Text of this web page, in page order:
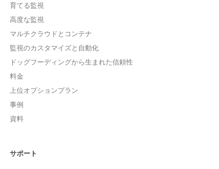
育てる監視
高度な監視
マルチクラウドとコンテナ
監視のカスタマイズと自動化
ドッグフーディングから生まれた信頼性
料金
上位オプションプラン
事例
資料
サポート